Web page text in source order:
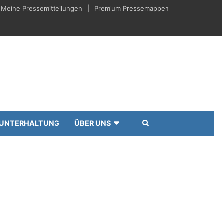
Meine Pressemitteilungen Premium Pressemappen
UNTERHALTUNG ÜBER UNS